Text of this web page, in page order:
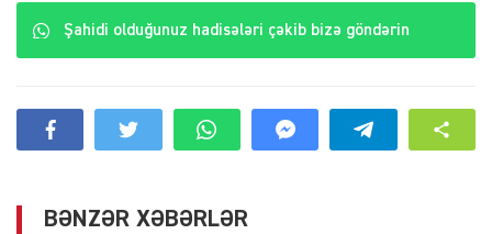
Şahidi olduğunuz hadisələri çəkib bizə göndərin
BƏNZƏR XƏBƏRLƏR